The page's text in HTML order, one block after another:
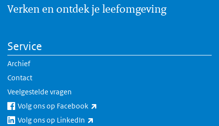
Verken en ontdek je leefomgeving
Service
Archief
Contact
Veelgestelde vragen
Volg ons op Facebook
Volg ons op LinkedIn